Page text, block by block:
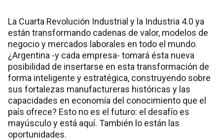
La Cuarta Revolución Industrial y la Industria 4.0 ya
están transformando cadenas de valor, modelos de
negocio y mercados laborales en todo el mundo.
¿Argentina -y cada empresa- tomará ésta nueva
posibilidad de insertarse en esta transformación de
forma inteligente y estratégica, construyendo sobre
sus fortalezas manufactureras históricas y las
capacidades en economía del conocimiento que el
país ofrece? Esto no es el futuro: el desafío es
mayúsculo y está aquí. También lo están las
oportunidades.